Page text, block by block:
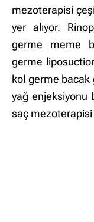
mezoterapisi
yer alıyor.
germe meme
germe
kol germe
yağ enjeksiyonu
saç mezoterapisi